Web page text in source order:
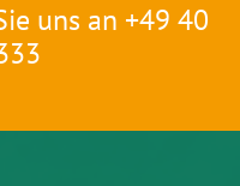
uns an +49 40